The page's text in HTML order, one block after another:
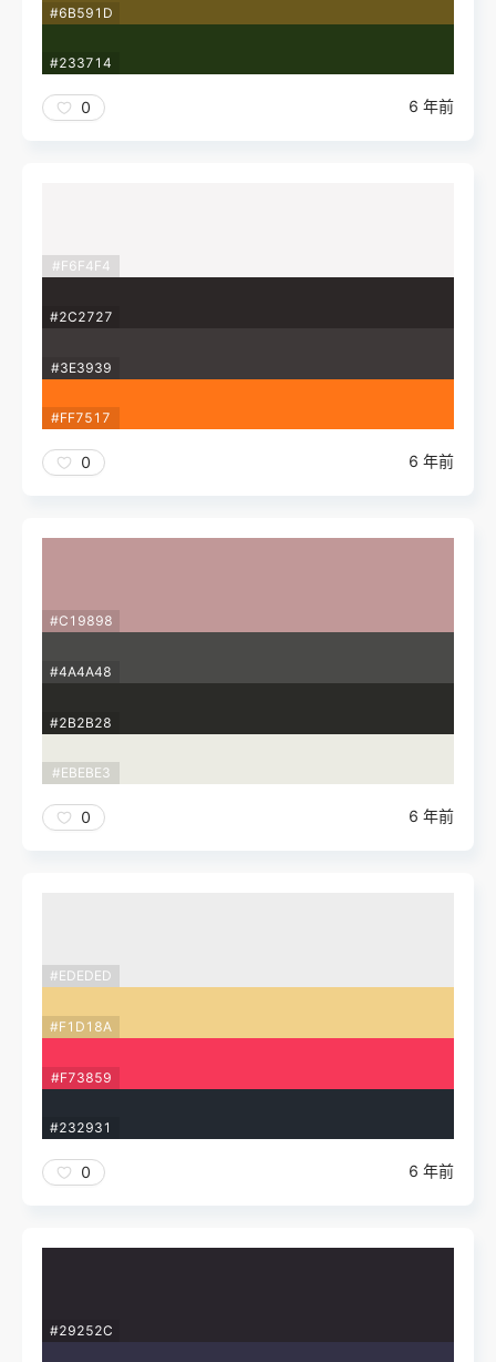
#6B591D
#233714
0 6 年前
#F6F4F4
#2C2727
#3E3939
#FF7517
0 6 年前
#C19898
#4A4A48
#2B2B28
#EBEBE3
0 6 年前
#EDEDED
#F1D18A
#F73859
#232931
0 6 年前
#29252C